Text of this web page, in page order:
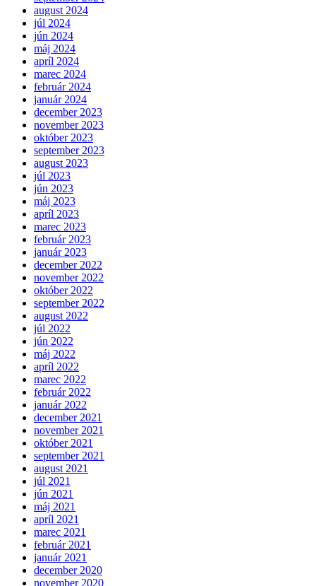
august 2024
júl 2024
jún 2024
máj 2024
apríl 2024
marec 2024
február 2024
január 2024
december 2023
november 2023
október 2023
september 2023
august 2023
júl 2023
jún 2023
máj 2023
apríl 2023
marec 2023
február 2023
január 2023
december 2022
november 2022
október 2022
september 2022
august 2022
júl 2022
jún 2022
máj 2022
apríl 2022
marec 2022
február 2022
január 2022
december 2021
november 2021
október 2021
september 2021
august 2021
júl 2021
jún 2021
máj 2021
apríl 2021
marec 2021
február 2021
január 2021
december 2020
november 2020